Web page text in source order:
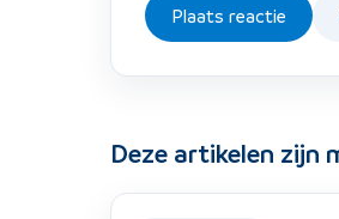
Plaats reactie
Deze artikelen zijn